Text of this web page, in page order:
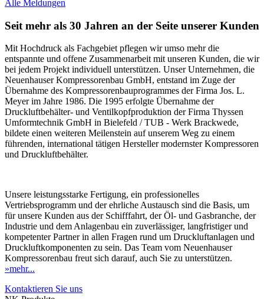
Alle Meldungen
Seit mehr als 30 Jahren an der Seite unserer Kunden
Mit Hochdruck als Fachgebiet pflegen wir umso mehr die
entspannte und offene Zusammenarbeit mit unseren Kunden, die wir
bei jedem Projekt individuell unterstützen. Unser Unternehmen, die
Neuenhauser Kompressorenbau GmbH, entstand im Zuge der
Übernahme des Kompressorenbauprogrammes der Firma Jos. L.
Meyer im Jahre 1986. Die 1995 erfolgte Übernahme der
Druckluftbehälter- und Ventilkopfproduktion der Firma Thyssen
Umformtechnik GmbH in Bielefeld / TUB - Werk Brackwede,
bildete einen weiteren Meilenstein auf unserem Weg zu einem
führenden, international tätigen Hersteller modernster Kompressoren
und Druckluftbehälter.
Unsere leistungsstarke Fertigung, ein professionelles
Vertriebsprogramm und der ehrliche Austausch sind die Basis, um
für unsere Kunden aus der Schifffahrt, der Öl- und Gasbranche, der
Industrie und dem Anlagenbau ein zuverlässiger, langfristiger und
kompetenter Partner in allen Fragen rund um Druckluftanlagen und
Druckluftkomponenten zu sein. Das Team vom Neuenhauser
Kompressorenbau freut sich darauf, auch Sie zu unterstützen.
»mehr...
Kontaktieren Sie uns